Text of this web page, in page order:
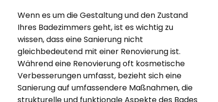
Wenn es um die Gestaltung und den Zustand
Ihres Badezimmers geht, ist es wichtig zu
wissen, dass eine Sanierung nicht
gleichbedeutend mit einer Renovierung ist.
Während eine Renovierung oft kosmetische
Verbesserungen umfasst, bezieht sich eine
Sanierung auf umfassendere Maßnahmen, die
strukturelle und funktionale Aspekte des Bades